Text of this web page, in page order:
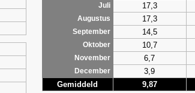
Juli
17,3
Augustus
17,3
September
14,5
Oktober
10,7
November
6,7
December
3,9
Gemiddeld 9,87